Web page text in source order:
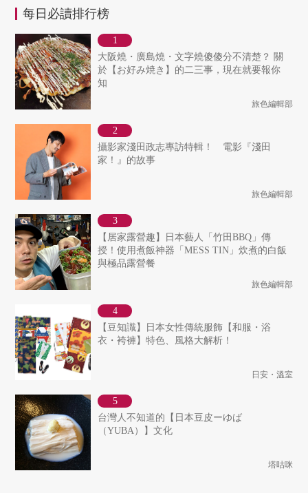
每日必讀排行榜
大阪燒・廣島燒・文字燒傻傻分不清楚？ 關
於【お好み焼き】的二三事，現在就要報你
知
旅色編輯部
攝影家淺田政志專訪特輯！ 電影『淺田
家！』的故事
旅色編輯部
【居家露營趣】日本藝人「竹田BBQ」傳
授！使用煮飯神器「MESS TIN」炊煮的白飯
與極品露營餐
旅色編輯部
【豆知識】日本女性傳統服飾【和服・浴
衣・袴褲】特色、風格大解析！
日安・溫室
台灣人不知道的【日本豆皮ーゆば
（YUBA）】文化
塔咕咪